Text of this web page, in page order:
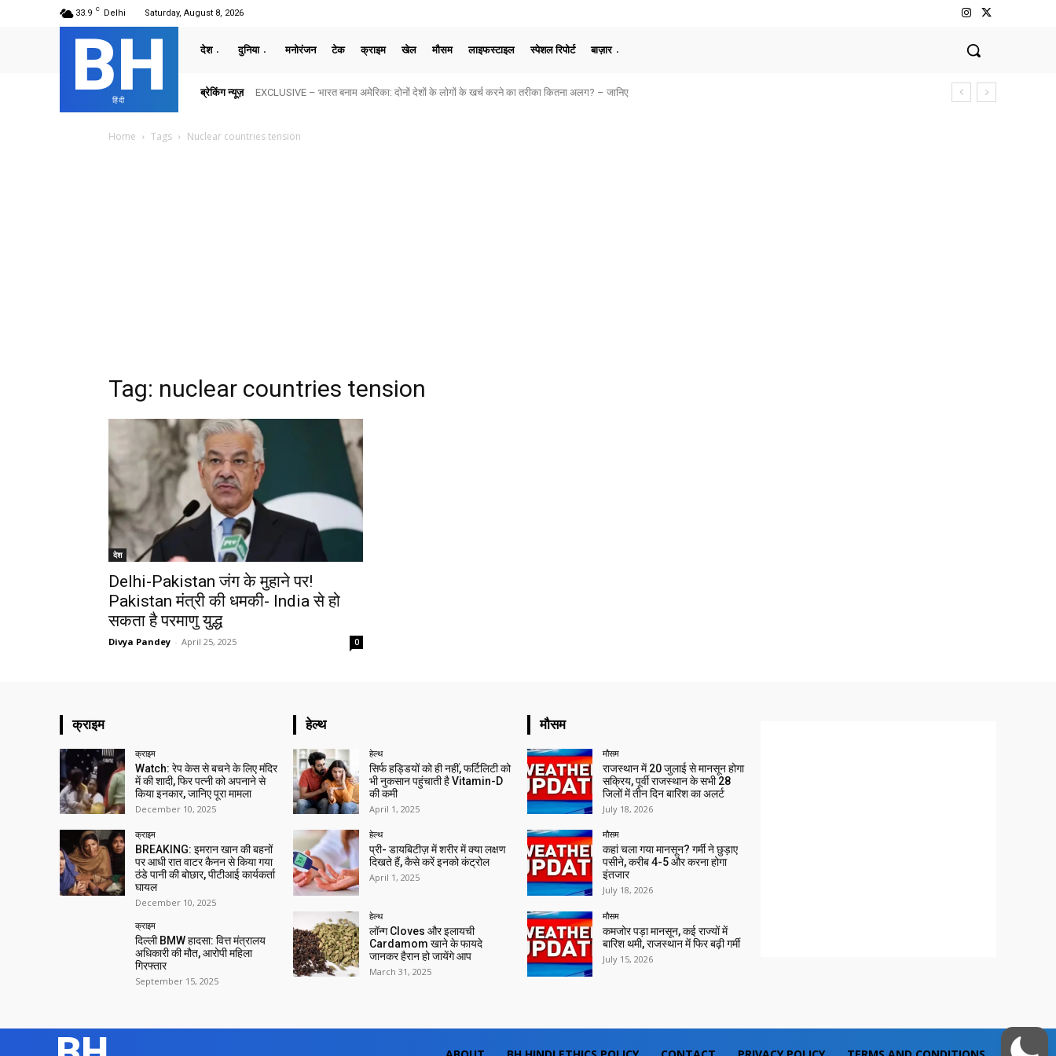
33.9 C Delhi Saturday, August 8, 2026
BH
हिंदी
देश दुनिया मनोरंजन टेक क्राइम खेल मौसम लाइफस्टाइल स्पेशल रिपोर्ट बाज़ार
ब्रेकिंग न्यूज़ EXCLUSIVE – भारत बनाम अमेरिका: दोनों देशों के लोगों के खर्च करने का तरीका कितना अलग? – जानिए
Home Tags Nuclear countries tension
Tag: nuclear countries tension
देश
Delhi-Pakistan जंग के मुहाने पर!
Pakistan मंत्री की धमकी- India से हो
सकता है परमाणु युद्ध
Divya Pandey - April 25, 2025 0
क्राइम
क्राइम
Watch: रेप केस से बचने के लिए मंदिर
में की शादी, फिर पत्नी को अपनाने से
किया इनकार, जानिए पूरा मामला
December 10, 2025
क्राइम
BREAKING: इमरान खान की बहनों
पर आधी रात वाटर कैनन से किया गया
ठंडे पानी की बोछार, पीटीआई कार्यकर्ता
घायल
December 10, 2025
क्राइम
दिल्ली BMW हादसा: वित्त मंत्रालय
अधिकारी की मौत, आरोपी महिला
गिरफ्तार
September 15, 2025
हेल्थ
हेल्थ
सिर्फ हड्डियों को ही नहीं, फर्टिलिटी को
भी नुकसान पहुंचाती है Vitamin-D
की कमी
April 1, 2025
हेल्थ
प्री- डायबिटीज़ में शरीर में क्या लक्षण
दिखते हैं, कैसे करें इनको कंट्रोल
April 1, 2025
हेल्थ
लॉन्ग Cloves और इलायची
Cardamom खाने के फायदे
जानकर हैरान हो जायेंगे आप
March 31, 2025
मौसम
मौसम
राजस्थान में 20 जुलाई से मानसून होगा
सक्रिय, पूर्वी राजस्थान के सभी 28
जिलों में तीन दिन बारिश का अलर्ट
July 18, 2026
मौसम
कहां चला गया मानसून? गर्मी ने छुड़ाए
पसीने, करीब 4-5 और करना होगा
इंतजार
July 18, 2026
मौसम
कमजोर पड़ा मानसून, कई राज्यों में
बारिश थमी, राजस्थान में फिर बढ़ी गर्मी
July 15, 2026